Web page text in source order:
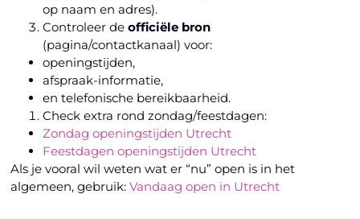
op naam en adres).
Controleer deofficiële bron
(pagina/contactkanaal) voor:
openingstijden,
afspraak-informatie,
en telefonische bereikbaarheid.
Check extra rond zondag/feestdagen:
Zondag openingstijden Utrecht
Feestdagen openingstijden Utrecht
Als je vooral wil weten wat er “nu” open is in het
algemeen, gebruik:Vandaag open in Utrecht